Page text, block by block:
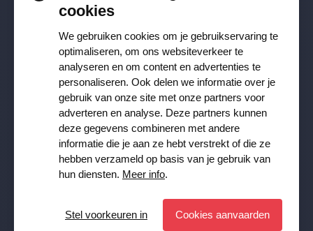
Facebook,TikTok
Instagram.
Ontvang onze nieuwsbrief
JA, ik wil de Febelfin nieuwsbrief ontvangen en ga akkoord
met dePrivacy Policy
cookies
We gebruiken cookies om je gebruikservaring te
optimaliseren, om ons websiteverkeer te
analyseren en om content en advertenties te
personaliseren. Ook delen we informatie over je
gebruik van onze site met onze partners voor
adverteren en analyse. Deze partners kunnen
deze gegevens combineren met andere
informatie die je aan ze hebt verstrekt of die ze
hebben verzameld op basis van je gebruik van
hun diensten. Meer info.
Stel voorkeuren in Cookies aanvaarden